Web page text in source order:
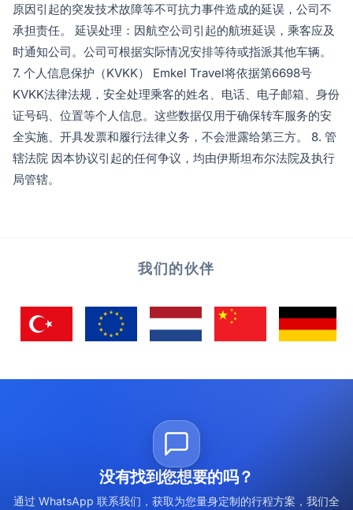
原因引起的突发技术故障等不可抗力事件造成的延误，公司不
承担责任。 延误处理：因航空公司引起的航班延误，乘客应及
时通知公司。公司可根据实际情况安排等待或指派其他车辆。
7. 个人信息保护（KVKK） Emkel Travel将依据第6698号
KVKK法律法规，安全处理乘客的姓名、电话、电子邮箱、身份
证号码、位置等个人信息。这些数据仅用于确保转车服务的安
全实施、开具发票和履行法律义务，不会泄露给第三方。 8. 管
辖法院 因本协议引起的任何争议，均由伊斯坦布尔法院及执行
局管辖。
我们的伙伴
没有找到您想要的吗？
通过 WhatsApp 联系我们，获取为您量身定制的行程方案，我们全